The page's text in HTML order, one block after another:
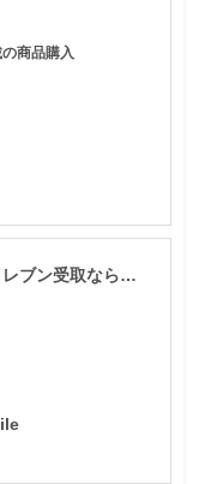
商品購入
セブンネットショッピング(セブン-イレブン受取なら送料無料)